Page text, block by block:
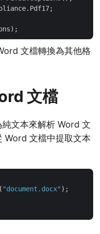
文檔轉換為其他格
文檔
文本來解析 Word 文
Word 文檔中提取文本
"document.docx"